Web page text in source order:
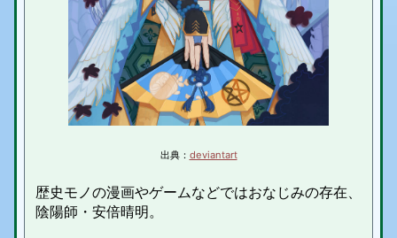
出典： deviantart
歴史モノの漫画やゲームなどではおなじみの存在、
陰陽師・安倍晴明。